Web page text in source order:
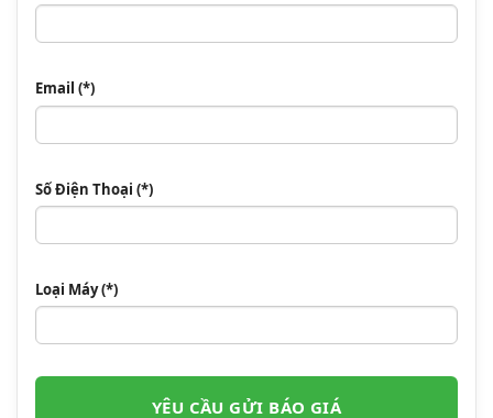
Email (*)
Số Điện Thoại (*)
Loại Máy (*)